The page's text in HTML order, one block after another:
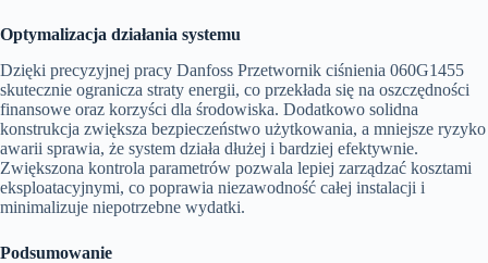
Optymalizacja działania systemu
Dzięki precyzyjnej pracy Danfoss Przetwornik ciśnienia 060G1455
skutecznie ogranicza straty energii, co przekłada się na oszczędności
finansowe oraz korzyści dla środowiska. Dodatkowo solidna
konstrukcja zwiększa bezpieczeństwo użytkowania, a mniejsze ryzyko
awarii sprawia, że system działa dłużej i bardziej efektywnie.
Zwiększona kontrola parametrów pozwala lepiej zarządzać kosztami
eksploatacyjnymi, co poprawia niezawodność całej instalacji i
minimalizuje niepotrzebne wydatki.
Podsumowanie